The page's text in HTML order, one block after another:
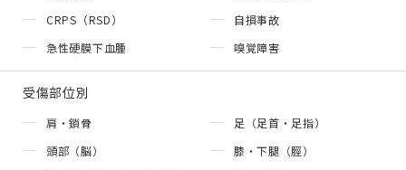
CRPS（RSD）
自損事故
急性硬膜下血腫
嗅覚障害
受傷部位別
肩・鎖骨
足（足首・足指）
頭部（脳）
膝・下腿（脛）